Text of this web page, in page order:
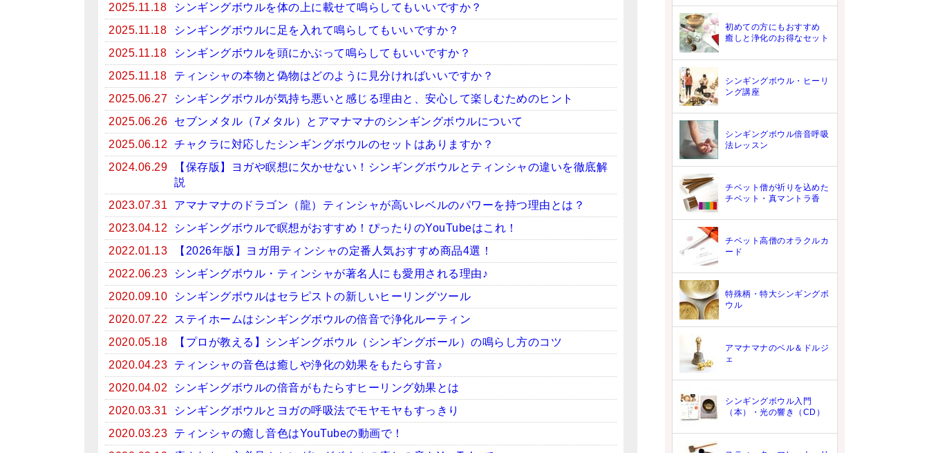
2025.11.18
シンギングボウルを体の上に載せて鳴らしてもいいですか？
2025.11.18
シンギングボウルに足を入れて鳴らしてもいいですか？
2025.11.18
シンギングボウルを頭にかぶって鳴らしてもいいですか？
2025.11.18
ティンシャの本物と偽物はどのように見分ければいいですか？
2025.06.27
シンギングボウルが気持ち悪いと感じる理由と、安心して楽しむためのヒント
2025.06.26
セブンメタル（7メタル）とアマナマナのシンギングボウルについて
2025.06.12
チャクラに対応したシンギングボウルのセットはありますか？
2024.06.29
【保存版】ヨガや瞑想に欠かせない！シンギングボウルとティンシャの違いを徹底解
説
2023.07.31
アマナマナのドラゴン（龍）ティンシャが高いレベルのパワーを持つ理由とは？
2023.04.12
シンギングボウルで瞑想がおすすめ！ぴったりのYouTubeはこれ！
2022.01.13
【2026年版】ヨガ用ティンシャの定番人気おすすめ商品4選！
2022.06.23
シンギングボウル・ティンシャが著名人にも愛用される理由♪
2020.09.10
シンギングボウルはセラピストの新しいヒーリングツール
2020.07.22
ステイホームはシンギングボウルの倍音で浄化ルーティン
2020.05.18
【プロが教える】シンギングボウル（シンギングボール）の鳴らし方のコツ
2020.04.23
ティンシャの音色は癒しや浄化の効果をもたらす音♪
2020.04.02
シンギングボウルの倍音がもたらすヒーリング効果とは
2020.03.31
シンギングボウルとヨガの呼吸法でモヤモヤもすっきり
2020.03.23
ティンシャの癒し音色はYouTubeの動画で！
初めての方にもおすすめ
癒しと浄化のお得なセット
シンギングボウル・ヒーリ
ング講座
シンギングボウル倍音呼吸
法レッスン
チベット僧が祈りを込めた
チベット・真マントラ香
チベット高僧のオラクルカ
ード
特殊柄・特大シンギングボ
ウル
アマナマナのベル＆ドルジ
ェ
シンギングボウル入門
（本）・光の響き（CD）